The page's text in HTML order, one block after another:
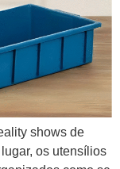
shows de
os utensílios